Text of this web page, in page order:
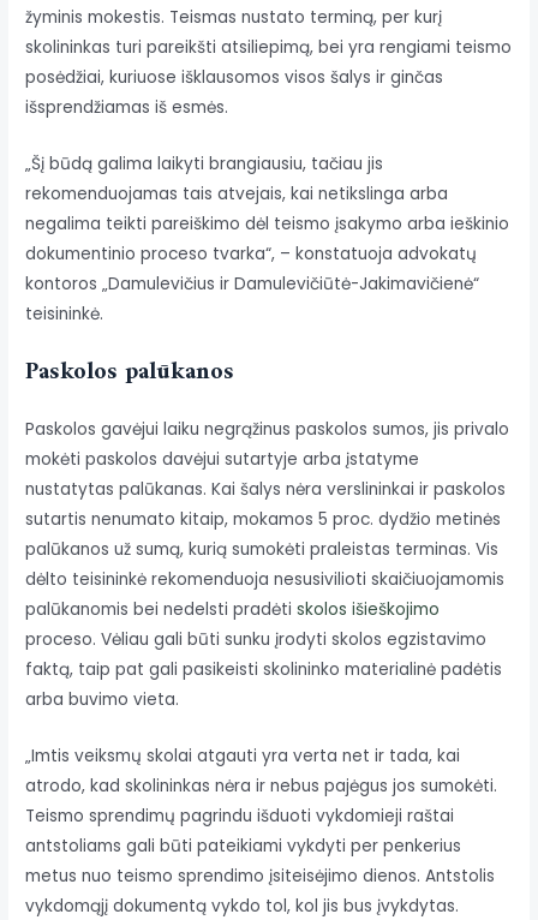
žyminis mokestis. Teismas nustato terminą, per kurį
skolininkas turi pareikšti atsiliepimą, bei yra rengiami teismo
posėdžiai, kuriuose išklausomos visos šalys ir ginčas
išsprendžiamas iš esmės.
„Šį būdą galima laikyti brangiausiu, tačiau jis
rekomenduojamas tais atvejais, kai netikslinga arba
negalima teikti pareiškimo dėl teismo įsakymo arba ieškinio
dokumentinio proceso tvarka“, – konstatuoja advokatų
kontoros „Damulevičius ir Damulevičiūtė-Jakimavičienė“
teisininkė.
Paskolos palūkanos
Paskolos gavėjui laiku negrąžinus paskolos sumos, jis privalo
mokėti paskolos davėjui sutartyje arba įstatyme
nustatytas palūkanas. Kai šalys nėra verslininkai ir paskolos
sutartis nenumato kitaip, mokamos 5 proc. dydžio metinės
palūkanos už sumą, kurią sumokėti praleistas terminas. Vis
dėlto teisininkė rekomenduoja nesusivilioti skaičiuojamomis
palūkanomis bei nedelsti pradėtiskolos išieškojimo
proceso. Vėliau gali būti sunku įrodyti skolos egzistavimo
faktą, taip pat gali pasikeisti skolininko materialinė padėtis
arba buvimo vieta.
„Imtis veiksmų skolai atgauti yra verta net ir tada, kai
atrodo, kad skolininkas nėra ir nebus pajėgus jos sumokėti.
Teismo sprendimų pagrindu išduoti vykdomieji raštai
antstoliams gali būti pateikiami vykdyti per penkerius
metus nuo teismo sprendimo įsiteisėjimo dienos. Antstolis
vykdomąjį dokumentą vykdo tol, kol jis bus įvykdytas.